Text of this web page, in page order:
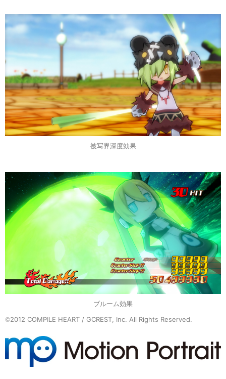
被写界深度効果
ブルーム効果
©2012 COMPILE HEART / GCREST, Inc. All Rights Reserved.